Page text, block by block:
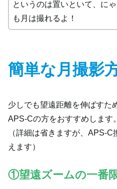
というのは置いといて、に
も月は撮れるよ！
簡単な月撮影
少しでも望遠距離を伸ばすた
APS-Cの方をおすすめします。
（詳細は省きますが、APS-
えます）
①望遠ズームの一番